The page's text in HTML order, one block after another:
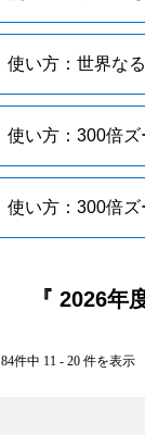
使い方：世界な
使い方：300倍
使い方：300倍
『 2026年
84件中 11 - 20 件を表示